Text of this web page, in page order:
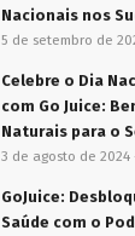
Nacionais nos
5 de setembro de
Celebre o Dia
com Go Juice:
Naturais para o
3 de agosto de 2024
GoJuice:
Saúde com o